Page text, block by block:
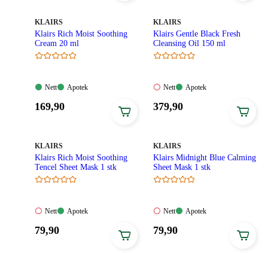
MERKE:
KLAIRS
Klairs Rich Moist Soothing
Cream 20 ml
Nett:
Nett
Apotek:
Apotek
Pris:
169,90
MERKE:
KLAIRS
Klairs Gentle Black Fresh
Cleansing Oil 150 ml​
Nett:
tilgjengelig
Nett
Apotek:
Apotek
Pris:
379,90
MERKE:
KLAIRS
Klairs Rich Moist Soothing
Tencel Sheet Mask 1 stk
Nett:
tilgjengelig
Nett
Apotek:
Apotek
Pris:
79,90
MERKE:
KLAIRS
Klairs Midnight Blue Calming
Sheet Mask 1 stk
Nett:
tilgjengelig
Nett
Apotek:
Apotek
Pris:
79,90